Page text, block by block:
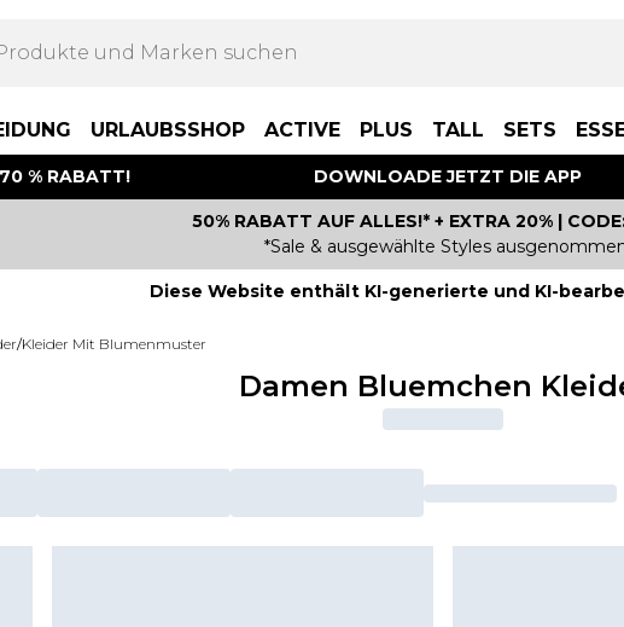
URLAUBSSHOP ACTIVE PLUS TALL SETS
% RABATT! DOWNLOADE JETZT DIE APP
50% RABATT AUF ALLES!* + EXTRA 20% |
*Sale & ausgewählte Styles
Diese Website enthält KI-generierte und KI-
/Kleider Mit Blumenmuster
Damen Bluemchen